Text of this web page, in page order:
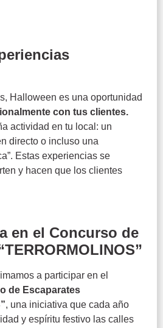
Halloween es una oportunidad
con tus clientes.
actividad en tu local: un
directo o incluso una
Estas experiencias se
y hacen que los clientes
en el Concurso de
a participar en el
de Escaparates
, una iniciativa que cada año
y espíritu festivo las calles